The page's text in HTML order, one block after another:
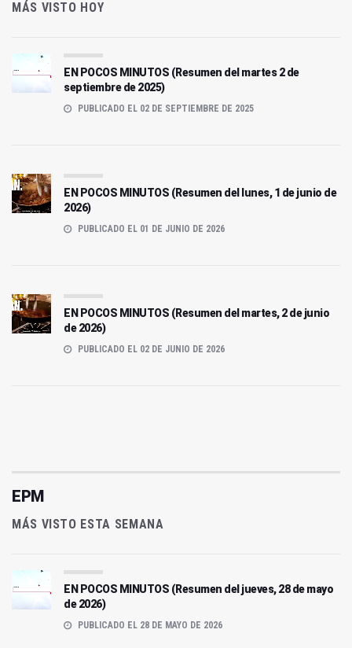
MÁS VISTO HOY
EN POCOS MINUTOS (Resumen del martes 2 de
septiembre de 2025)
PUBLICADO EL 02 DE SEPTIEMBRE DE 2025
EN POCOS MINUTOS (Resumen del lunes, 1 de junio de
2026)
PUBLICADO EL 01 DE JUNIO DE 2026
EN POCOS MINUTOS (Resumen del martes, 2 de junio
de 2026)
PUBLICADO EL 02 DE JUNIO DE 2026
EPM
MÁS VISTO ESTA SEMANA
EN POCOS MINUTOS (Resumen del jueves, 28 de mayo
de 2026)
PUBLICADO EL 28 DE MAYO DE 2026